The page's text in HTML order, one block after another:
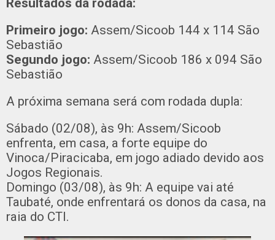
Primeiro jogo: Assem/Sicoob 144 x 114 São
Sebastião
Segundo jogo: Assem/Sicoob 186 x 094 São
Sebastião
A próxima semana será com rodada dupla:
Sábado (02/08), às 9h: Assem/Sicoob
enfrenta, em casa, a forte equipe do
Vinoca/Piracicaba, em jogo adiado devido aos
Jogos Regionais.
Domingo (03/08), às 9h: A equipe vai até
Taubaté, onde enfrentará os donos da casa, na
raia do CTI.